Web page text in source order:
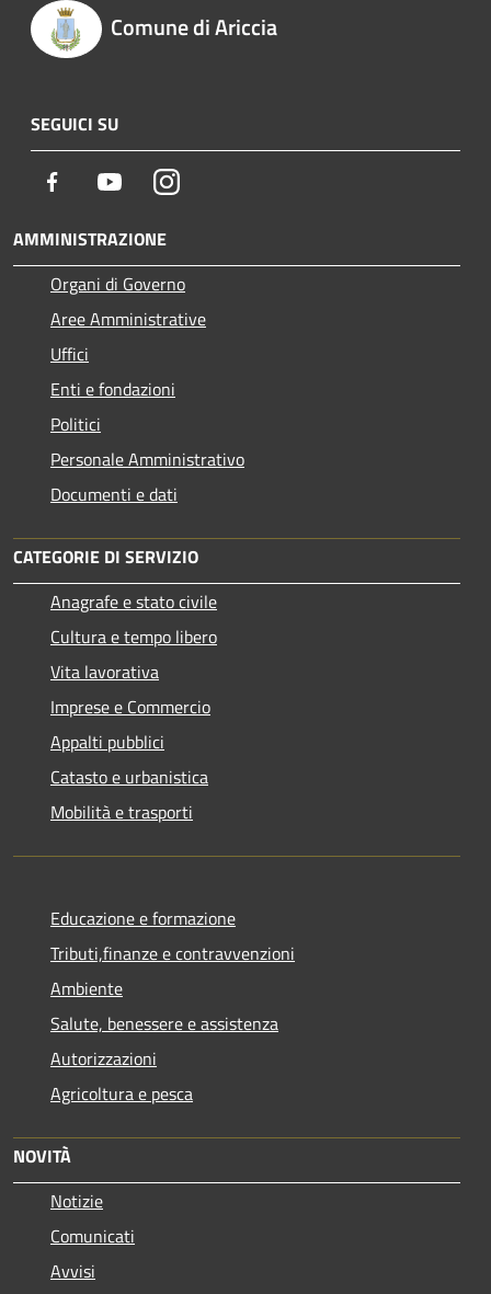
Comune di Ariccia
SEGUICI SU
Facebook YoutubeInstagram
AMMINISTRAZIONE
Organi di Governo
Aree Amministrative
Uffici
Enti e fondazioni
Politici
Personale Amministrativo
Documenti e dati
CATEGORIE DI SERVIZIO
Anagrafe e stato civile
Cultura e tempo libero
Vita lavorativa
Imprese e Commercio
Appalti pubblici
Catasto e urbanistica
Mobilità e trasporti
Educazione e formazione
Tributi,finanze e contravvenzioni
Ambiente
Salute, benessere e assistenza
Autorizzazioni
Agricoltura e pesca
NOVITÀ
Notizie
Comunicati
Avvisi